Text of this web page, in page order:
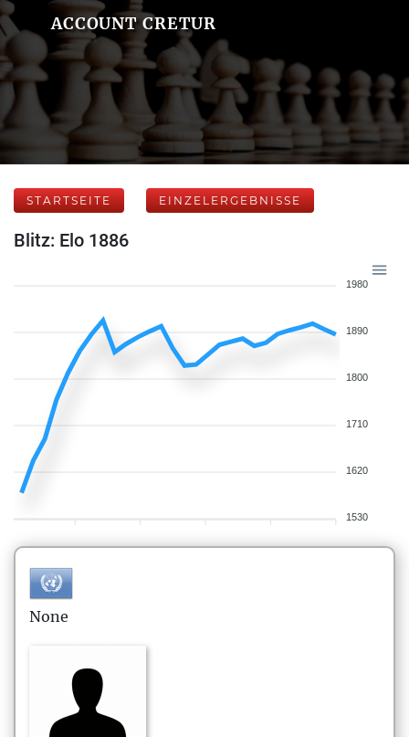
ACCOUNT CRETUR
STARTSEITE EINZELERGEBNISSE
Blitz: Elo 1886
1980
1890
1800
1710
1620
1530
None